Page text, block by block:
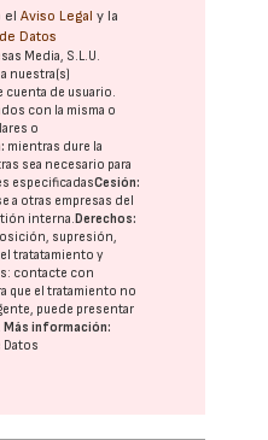
elAviso Legal y la
Datos
Media, S.L.U.
nuestra(s)
de usuario.
con la misma o
o
mientras dure la
sea necesario para
especificadasCesión:
a otras empresas del
interna.Derechos:
supresión,
tratatamiento y
contacte con
que el tratamiento no
puede presentar
.Más información: